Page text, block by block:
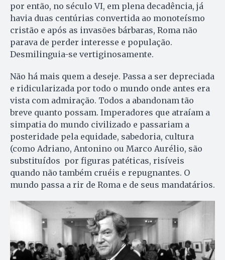
por então, no século VI, em plena decadência, já
havia duas centúrias convertida ao monoteísmo
cristão e após as invasões bárbaras, Roma não
parava de perder interesse e população.
Desmilinguia-se vertiginosamente.
Não há mais quem a deseje. Passa a ser depreciada
e ridicularizada por todo o mundo onde antes era
vista com admiração. Todos a abandonam tão
breve quanto possam. Imperadores que atraíam a
simpatia do mundo civilizado e passariam a
posteridade pela equidade, sabedoria, cultura
(como Adriano, Antonino ou Marco Aurélio, são
substituídos por figuras patéticas, risíveis
quando não também cruéis e repugnantes. O
mundo passa a rir de Roma e de seus mandatários.